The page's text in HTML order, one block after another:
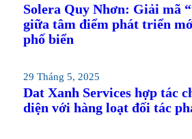
Solera Quy Nhơn: Giải mã
giữa tâm điểm phát triển
phố biển
29 Tháng 5, 2025
Dat Xanh Services hợp tác
diện với hàng loạt đối tác